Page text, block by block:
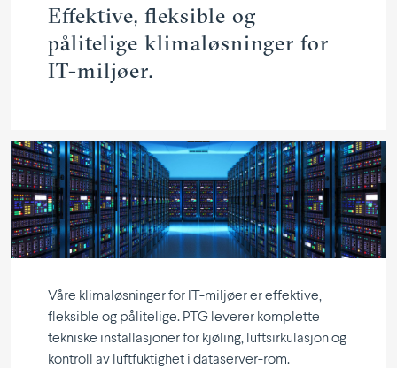
Effektive, fleksible og
pålitelige klima­løs­ninger for
IT-miljøer.
Våre klima­løs­ninger for IT-miljøer er effektive,
fleksible og pålitelige. PTG leverer komplette
tekniske instal­la­sjoner for kjøling, luftsir­ku­lasjon og
kontroll av luftfuk­tighet i dataserver-rom.